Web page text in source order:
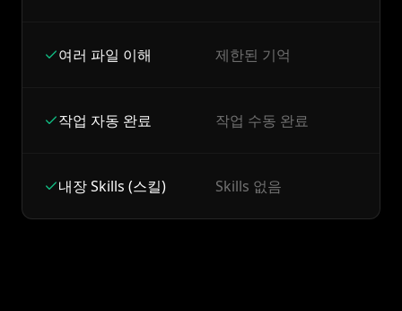
여러 파일 이해 제한된 기억
작업 자동 완료 작업 수동 완료
내장 Skills (스킬) Skills 없음